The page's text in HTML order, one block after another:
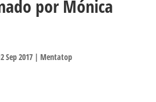
por Mónica
Sep 2017| Mentatop